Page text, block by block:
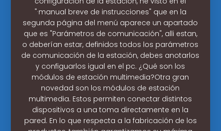
"·manual breve de instrucciones" que en la
segunda página del menú aparece un apartado
que es "Parámetros de comunicación", alli estan,
o deberían estar, definidos todos los parámetros
de comunicación de la estación, debes anotarlos
y configuarlos igual en el pc. ¿Qué son los
módulos de estación multimedia?Otra gran
novedad son los módulos de estación
multimedia. Estos permiten conectar distintos
dispositivos a una toma directamente en la
pared. En lo que respecta a la fabricación de los